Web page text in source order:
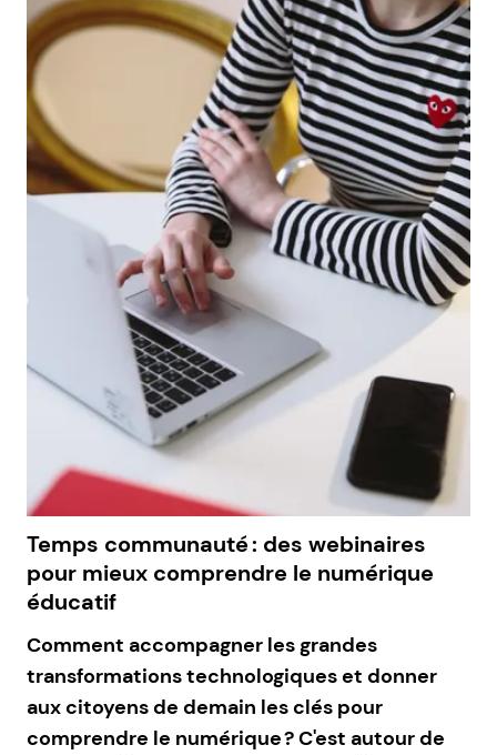
Temps communauté : des webinaires
pour mieux comprendre le numérique
éducatif
Comment accompagner les grandes
transformations technologiques et donner
aux citoyens de demain les clés pour
comprendre le numérique ? C'est autour de